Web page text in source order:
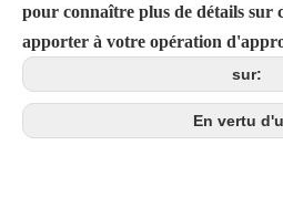
pour connaître plus de détails sur
apporter à votre opération
sur:
En vertu